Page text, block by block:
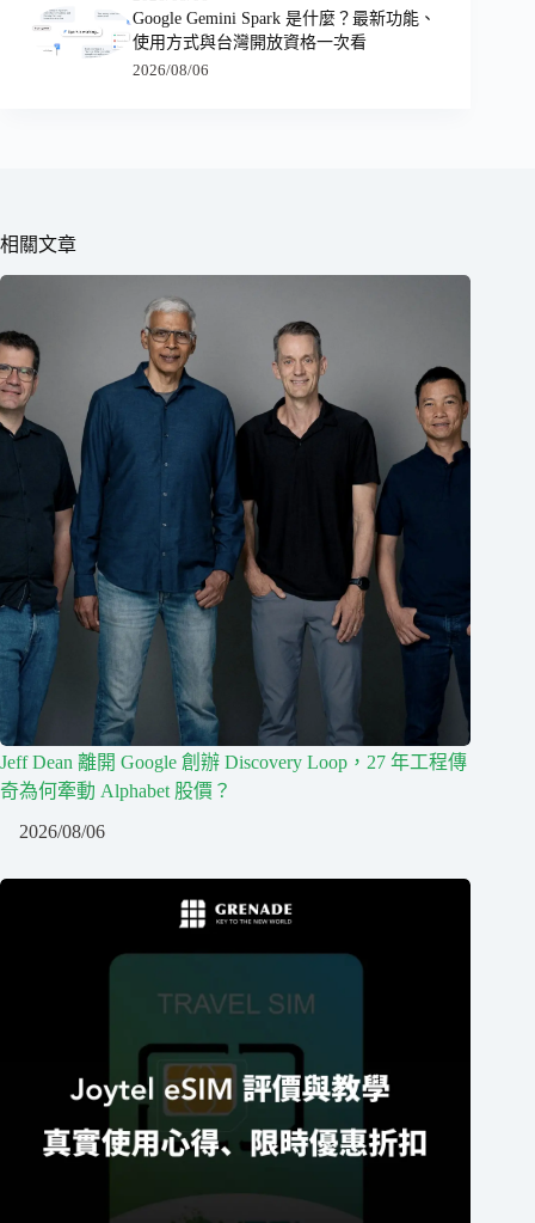
Google Gemini Spark 是什麼？最新功能、
使用方式與台灣開放資格一次看
2026/08/06
相關文章
Jeff Dean 離開 Google 創辦 Discovery Loop，27 年工程傳
奇為何牽動 Alphabet 股價？
2026/08/06